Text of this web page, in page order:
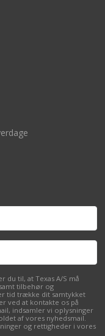
du til, at Texas A/S må
tilbehør og
tid trække dit samtykket
ved at kontakte os på
indsamler vi oplysninger
af vores nyhedsmail.
og rettigheder i vores